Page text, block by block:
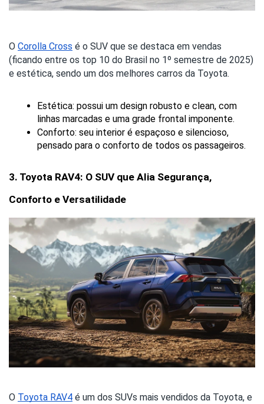
O Corolla Cross é o SUV que se destaca em vendas
(ficando entre os top 10 do Brasil no 1º semestre de 2025)
e estética, sendo um dos melhores carros da Toyota.
Estética: possui um design robusto e clean, com
linhas marcadas e uma grade frontal imponente.
Conforto: seu interior é espaçoso e silencioso,
pensado para o conforto de todos os passageiros.
3. Toyota RAV4: O SUV que Alia Segurança,
Conforto e Versatilidade
O Toyota RAV4 é um dos SUVs mais vendidos da Toyota, e